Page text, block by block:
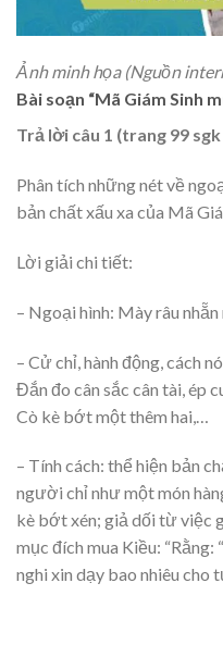
Ảnh minh họa (Nguồn
Bài soạn “Mã Giám Sinh
Trả lời câu 1 (trang 99
Phân tích những nét về
bản chất xấu xa của Mã
Lời giải chi tiết:
– Ngoại hình: Mày râu
– Cử chỉ, hành động, cách
Đắn đo cân sắc cân tài, ép
Cò kè bớt một thêm hai,…
– Tính cách: thể hiện bản
người chỉ như một món
kè bớt xén; giả dối từ việc
mục đích mua Kiều: “Rằng:
nghi xin dạy bao nhiêu cho